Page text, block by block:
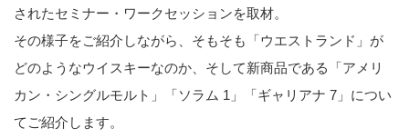
されたセミナー・ワークセッションを取材。
その様子をご紹介しながら、そもそも「ウエストランド」が
どのようなウイスキーなのか、そして新商品である「アメリ
カン・シングルモルト」「ソラム 1」「ギャリアナ 7」につい
てご紹介します。